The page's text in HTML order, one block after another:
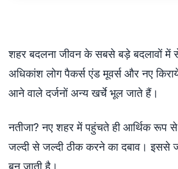
शहर बदलना जीवन के सबसे बड़े बदलावों
अधिकांश लोग पैकर्स एंड मूवर्स और नए
आने वाले दर्जनों अन्य खर्चे भूल जाते हैं।
नतीजा? नए शहर में पहुंचते ही आर्थिक रूप
जल्दी से जल्दी ठीक करने का दबाव। इससे
बन जाती है।